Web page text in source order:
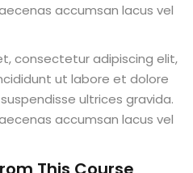
accumsan lacus vel
consectetur adipiscing elit,
ut labore et dolore
ultrices gravida.
accumsan lacus vel